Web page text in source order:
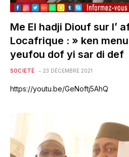
Me El hadji Diouf sur l’
Locafrique : » ken
yeufou dof yi sar di def
SOCIETÉ 23 DÉCEMBRE 2021
https://youtu.be/GeNoftj5AhQ